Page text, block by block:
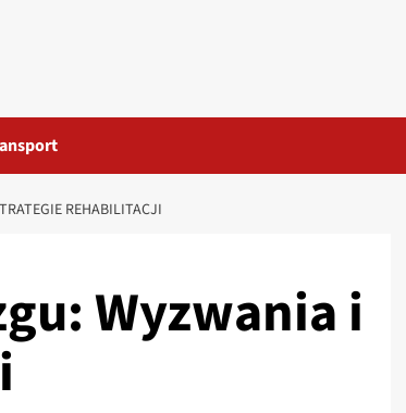
REHABILITACJI
Wyzwania i